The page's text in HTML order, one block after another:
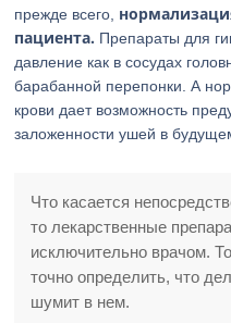
прежде всего,
пациента. Препараты для
давление как в сосудах
барабанной перепонки. А
крови дает возможность
заложенности ушей в
Что касается
то лекарственные
исключительно врачом.
точно определить, что
шумит в нем.